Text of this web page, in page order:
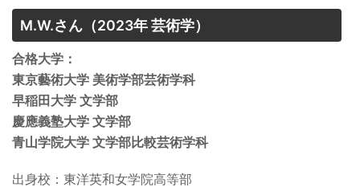
M.W.さん （2023年 芸術学）
合格大学：
東京藝術大学 美術学部芸術学科
早稲田大学 文学部
慶應義塾大学 文学部
青山学院大学 文学部比較芸術学科
出身校：東洋英和女学院高等部